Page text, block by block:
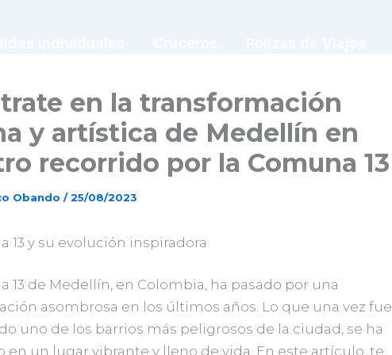
en la transformación
y artística de Medellín en
recorrido por la Comuna 13
Obando /25/08/2023
13 y su evolución inspiradora
13 de Medellín, en Colombia, ha pasado por una
asombrosa en los últimos años. Lo que una vez fue
uno de los barrios más peligrosos de la ciudad, se ha
en un lugar vibrante y lleno de vida. En este artículo, te